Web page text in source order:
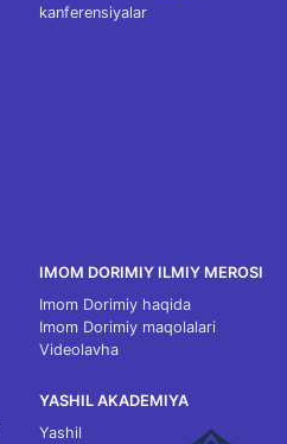
kanferensiyalar
IMOM DORIMIY ILMIY MEROSI
Imom Dorimiy haqida
Imom Dorimiy maqolalari
Videolavha
YASHIL AKADEMIYA
Yashil